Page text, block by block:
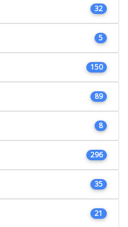
32
5
150
89
8
296
35
21